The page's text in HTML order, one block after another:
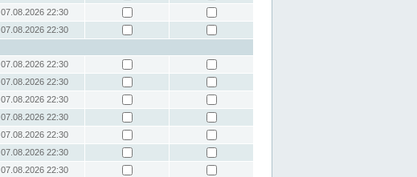
07.08.2026 22:30
07.08.2026 22:30
07.08.2026 22:30
07.08.2026 22:30
07.08.2026 22:30
07.08.2026 22:30
07.08.2026 22:30
07.08.2026 22:30
07.08.2026 22:30